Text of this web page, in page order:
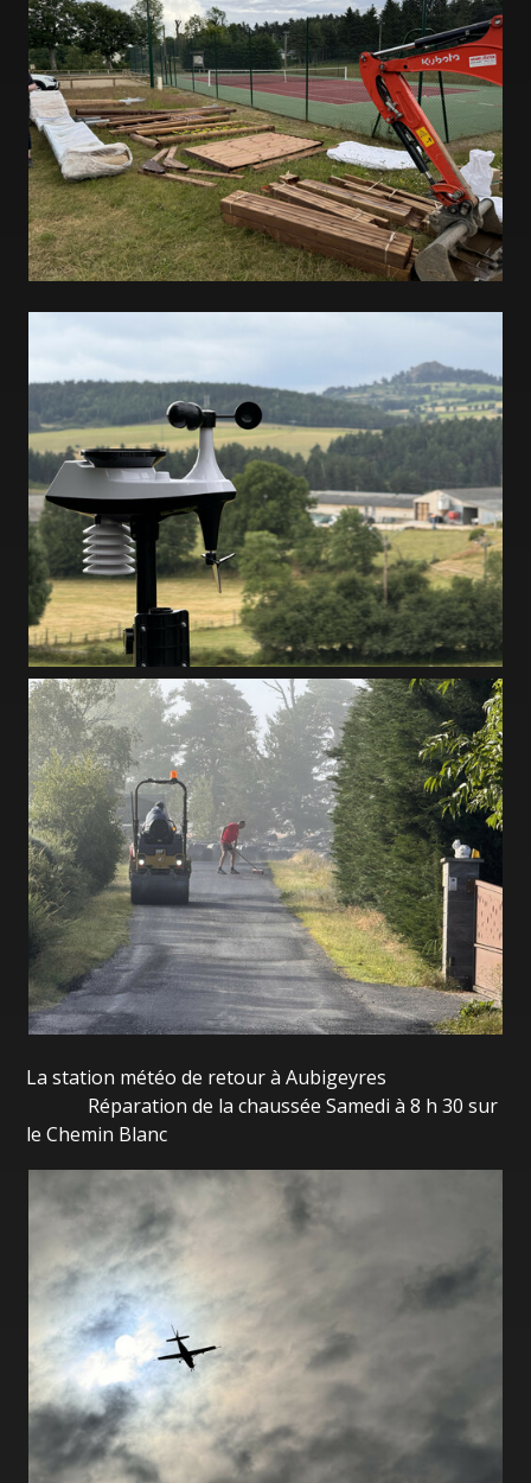
La station météo de retour à Aubigeyres
Réparation de la chaussée Samedi à 8 h 30 sur
le Chemin Blanc